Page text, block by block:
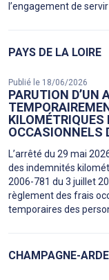
l’engagement de
PAYS DE LA LOIRE
Publié le 18/06/2026
PARUTION D’UN
KILOMÉTRIQUES
OCCASIONNELS
L’arrêté du 29 mai
des indemnités
2006-781 du 3 juillet
règlement des frais
temporaires des
CHAMPAGNE-